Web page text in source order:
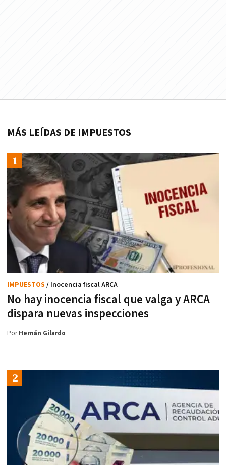
MÁS LEÍDAS DE IMPUESTOS
No hay inocencia fiscal que valga y ARCA
dispara nuevas inspecciones
IMPUESTOS / Inocencia fiscal ARCA
PorHernán Gilardo